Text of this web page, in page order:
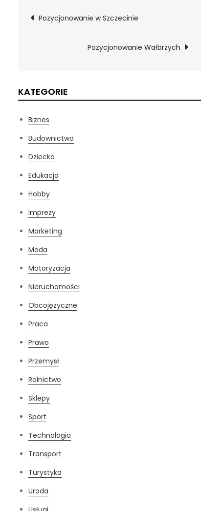
Nawigacja
wpisu
Pozycjonowanie w Szczecinie
Pozycjonowanie Wałbrzych
KATEGORIE
Biznes
Budownictwo
Dziecko
Edukacja
Hobby
Imprezy
Marketing
Moda
Motoryzacja
Nieruchomości
Obcojęzyczne
Praca
Prawo
Przemysł
Rolnictwo
Sklepy
Sport
Technologia
Transport
Turystyka
Uroda